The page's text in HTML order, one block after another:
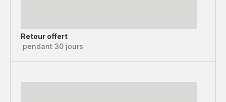
Retour offert
pendant 30 jours